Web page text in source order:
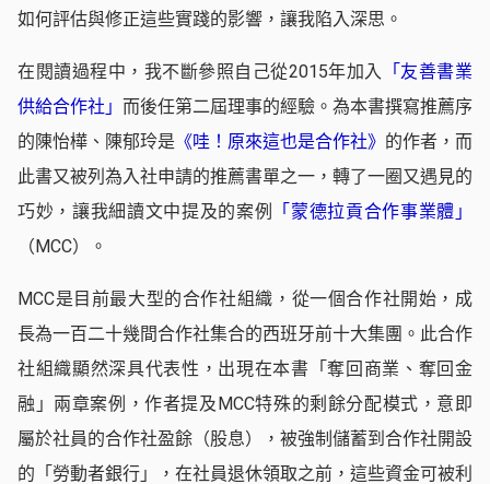
如何評估與修正這些實踐的影響，讓我陷入深思。
在閱讀過程中，我不斷參照自己從2015年加入
「友善書業
供給合作社」 而後任第二屆理事的經驗。為本書撰寫推薦序
的陳怡樺、陳郁玲是 《哇！原來這也是合作社》 的作者，而
此書又被列為入社申請的推薦書單之一，轉了一圈又遇見的
巧妙，讓我細讀文中提及的案例
「蒙德拉貢合作事業體」
（MCC）。
MCC是目前最大型的合作社組織，從一個合作社開始，成
長為一百二十幾間合作社集合的西班牙前十大集團。此合作
社組織顯然深具代表性，出現在本書「奪回商業、奪回金
融」兩章案例，作者提及MCC特殊的剩餘分配模式，意即
屬於社員的合作社盈餘（股息），被強制儲蓄到合作社開設
的「勞動者銀行」，在社員退休領取之前，這些資金可被利